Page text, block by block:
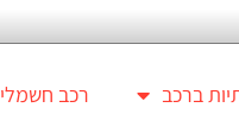
ברכב רכב חשמלי